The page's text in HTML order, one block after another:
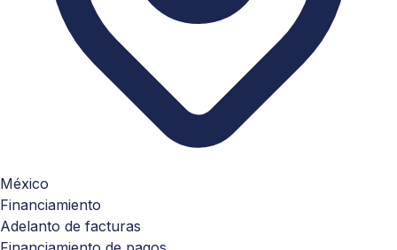
México
Financiamiento
Adelanto de facturas